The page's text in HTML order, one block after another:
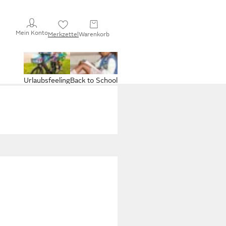
Mein KontoMerkzettelWarenkorb
Back to School
Urlaubsfeeling